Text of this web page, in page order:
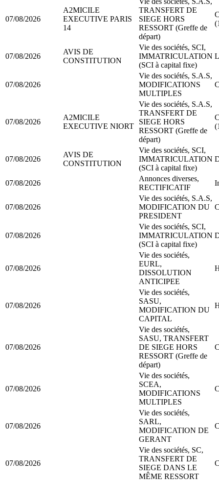
07/08/2026
A2MICILE
EXECUTIVE PARIS
14
TRANSFERT DE
SIEGE HORS
RESSORT (Greffe de
départ)
07/08/2026
AVIS DE
CONSTITUTION
Vie des sociétés, SCI,
IMMATRICULATION
(SCI à capital fixe)
07/08/2026
Vie des sociétés, S.A.S,
MODIFICATIONS
MULTIPLES
07/08/2026
A2MICILE
EXECUTIVE NIORT
Vie des sociétés, S.A.S,
TRANSFERT DE
SIEGE HORS
RESSORT (Greffe de
départ)
07/08/2026
AVIS DE
CONSTITUTION
Vie des sociétés, SCI,
IMMATRICULATION
(SCI à capital fixe)
07/08/2026
Annonces diverses,
RECTIFICATIF
07/08/2026
Vie des sociétés, S.A.S,
MODIFICATION DU
PRESIDENT
07/08/2026
Vie des sociétés, SCI,
IMMATRICULATION
(SCI à capital fixe)
07/08/2026
Vie des sociétés,
EURL,
DISSOLUTION
ANTICIPEE
07/08/2026
Vie des sociétés,
SASU,
MODIFICATION DU
CAPITAL
07/08/2026
Vie des sociétés,
SASU, TRANSFERT
DE SIEGE HORS
RESSORT (Greffe de
départ)
07/08/2026
Vie des sociétés,
SCEA,
MODIFICATIONS
MULTIPLES
07/08/2026
Vie des sociétés,
SARL,
MODIFICATION DE
GERANT
07/08/2026
Vie des sociétés, SC,
TRANSFERT DE
SIEGE DANS LE
MÊME RESSORT